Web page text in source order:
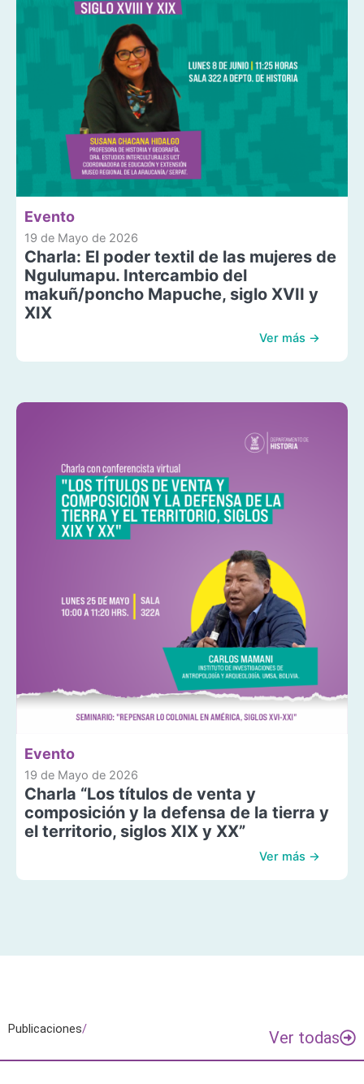
Evento
19 de Mayo de 2026
Charla: El poder textil de las mujeres de
Ngulumapu. Intercambio del
makuñ/poncho Mapuche, siglo XVII y
XIX
Ver más →
Evento
19 de Mayo de 2026
Charla “Los títulos de venta y
composición y la defensa de la tierra y
el territorio, siglos XIX y XX”
Ver más →
Publicaciones/ Ver todas